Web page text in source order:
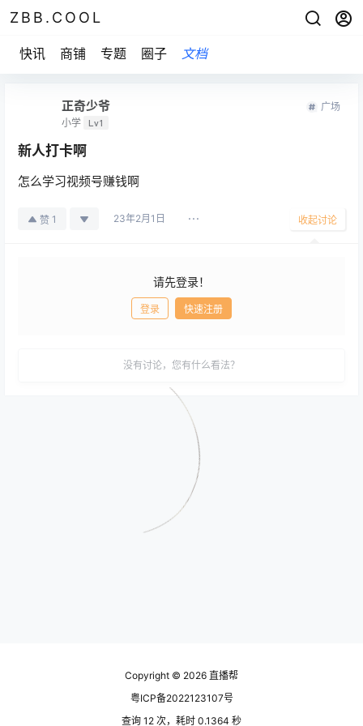
ZBB.COOL
快讯 商铺 专题 圈子 文档
正奇少爷
小学 Lv1
广场
新人打卡啊
怎么学习视频号赚钱啊
赞 1 23年2月1日 收起讨论
请先登录！
登录 快速注册
没有讨论，您有什么看法？
Copyright © 2026 直播帮
粤ICP备2022123107号
查询 12 次，耗时 0.1364 秒